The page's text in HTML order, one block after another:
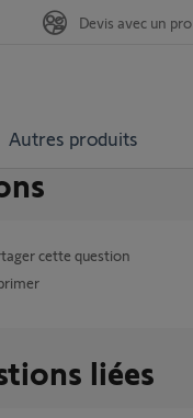
Autres produits
Devis avec un pro
cette question
liées